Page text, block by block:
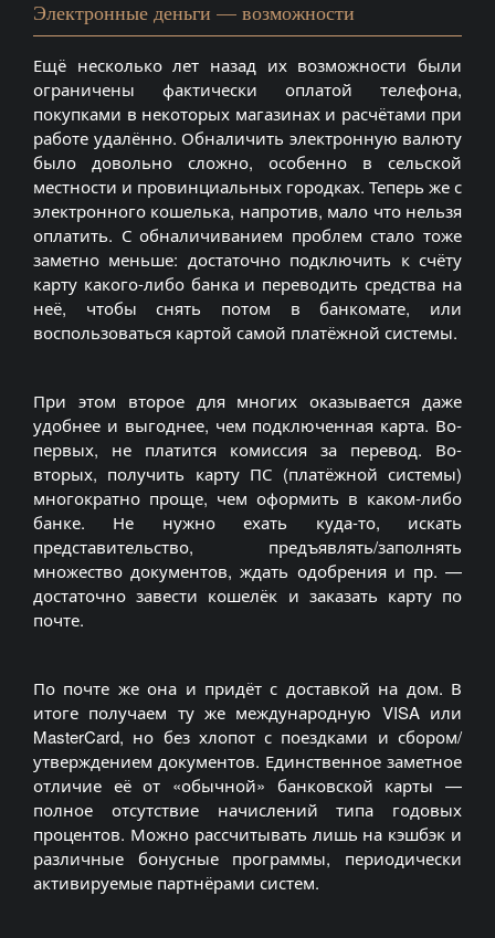
Электронные деньги — возможности
Ещё несколько лет назад их возможности были
ограничены фактически оплатой телефона,
покупками в некоторых магазинах и расчётами при
работе удалённо. Обналичить электронную валюту
было довольно сложно, особенно в сельской
местности и провинциальных городках. Теперь же с
электронного кошелька, напротив, мало что нельзя
оплатить. С обналичиванием проблем стало тоже
заметно меньше: достаточно подключить к счёту
карту какого-либо банка и переводить средства на
неё, чтобы снять потом в банкомате, или
воспользоваться картой самой платёжной системы.
При этом второе для многих оказывается даже
удобнее и выгоднее, чем подключенная карта. Во-
первых, не платится комиссия за перевод. Во-
вторых, получить карту ПС (платёжной системы)
многократно проще, чем оформить в каком-либо
банке. Не нужно ехать куда-то, искать
представительство, предъявлять/заполнять
множество документов, ждать одобрения и пр. —
достаточно завести кошелёк и заказать карту по
почте.
По почте же она и придёт с доставкой на дом. В
итоге получаем ту же международную VISA или
MasterCard, но без хлопот с поездками и сбором/
утверждением документов. Единственное заметное
отличие её от «обычной» банковской карты —
полное отсутствие начислений типа годовых
процентов. Можно рассчитывать лишь на кэшбэк и
различные бонусные программы, периодически
активируемые партнёрами систем.